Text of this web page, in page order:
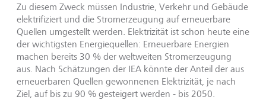
Zu diesem Zweck müssen Industrie, Verkehr und Gebäude
elektrifiziert und die Stromerzeugung auf erneuerbare
Quellen umgestellt werden. Elektrizität ist schon heute eine
der wichtigsten Energiequellen: Erneuerbare Energien
machen bereits 30 % der weltweiten Stromerzeugung
aus. Nach Schätzungen der IEA könnte der Anteil der aus
erneuerbaren Quellen gewonnenen Elektrizität, je nach
Ziel, auf bis zu 90 % gesteigert werden - bis 2050.